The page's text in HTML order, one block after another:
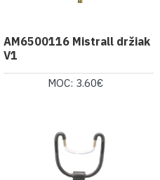
AM6500116 Mistrall držiak
V1
MOC: 3.60€